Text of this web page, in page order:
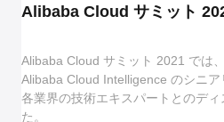
Alibaba Cloud サミット
Alibaba Cloud サミット 2021 では
Alibaba Cloud Intelligence のシニア
各業界の技術エキスパートとのデ
た。